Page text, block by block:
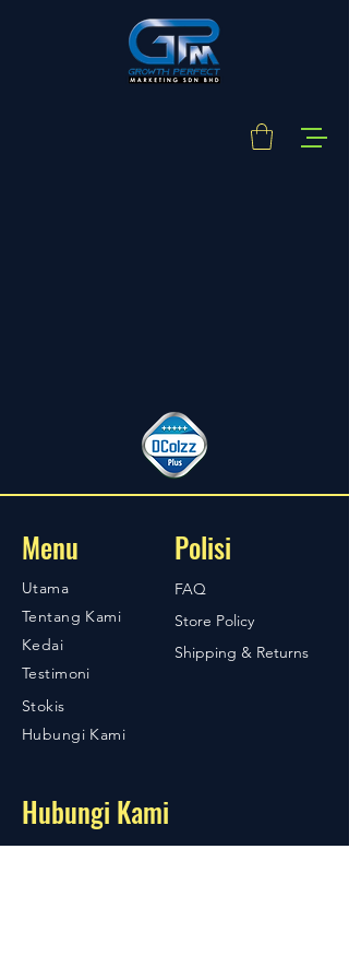
Menu
Utama
Tentang Kami
Kedai
Testimoni
Polisi
FAQ
Store Policy
Shipping & Returns
Stokis
Hubungi Kami
Hubungi Kami